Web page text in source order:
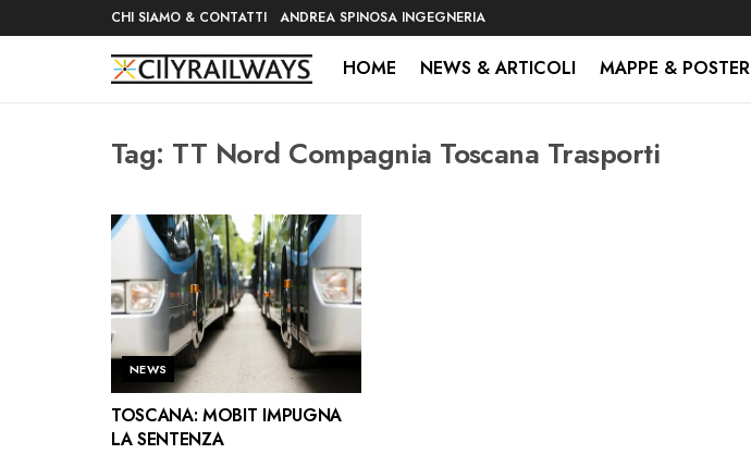
CHI SIAMO & CONTATTI ANDREA SPINOSA INGEGNERIA
HOME NEWS & ARTICOLI MAPPE & POSTER
Tag: TT Nord Compagnia Toscana Trasporti
NEWS
TOSCANA: MOBIT IMPUGNA
LA SENTENZA